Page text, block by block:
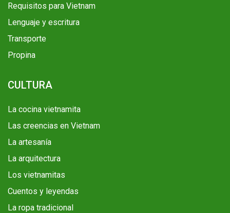
Requisitos para Vietnam
Lenguaje y escritura
Transporte
Propina
CULTURA
La cocina vietnamita
Las creencias en Vietnam
La artesanía
La arquitectura
Los vietnamitas
Cuentos y leyendas
La ropa tradicional